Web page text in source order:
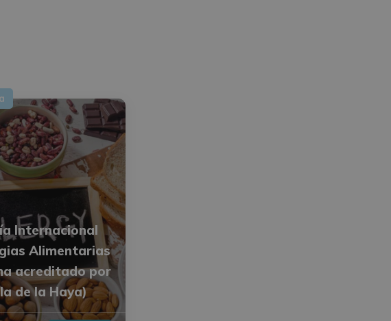
Internacional
Alimentarias
acreditado por
de la Haya)